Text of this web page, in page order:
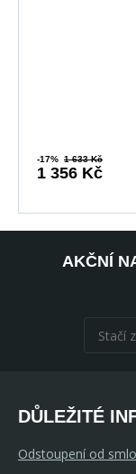
-17% 1 633 Kč
1 356 Kč
AKČNÍ
DŮLEŽITÉ
Odstoupení od